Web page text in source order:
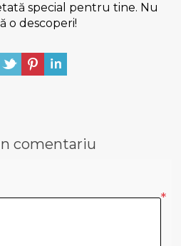
special pentru tine. Nu
o descoperi!
comentariu
*